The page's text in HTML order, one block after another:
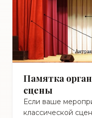
Памятка
сцены
Если ваше
классической